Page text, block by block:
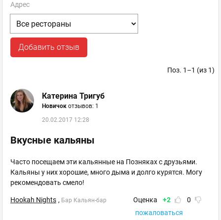
Адрес
Добавить отзыв
Поз. 1–1 (из 1)
Катерина Тригуб
Новичок отзывов: 1
20.02.2017 12:28
Вкусные кальяны
Часто посещаем эти кальянные на Позняках с друзьями.
Кальяны у них хорошие, много дыма и долго курятся. Могу
рекомендовать смело!
Hookah Nights , Бар Кальян-бар Оценка +2
0
пожаловаться